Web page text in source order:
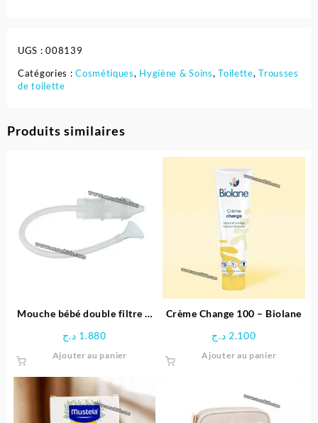
UGS :008139
Catégories :Cosmétiques, Hygiène & Soins,Toilette,Trousses
de toilette
Produits similaires
Mouche bébé double filtre –
1.880 د.ج
Ajouter au panier
Crème Change 100 – Biolane
2.100 د.ج
Ajouter au panier